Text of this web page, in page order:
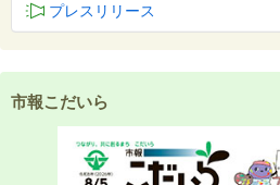
プレスリリース
市報こだいら